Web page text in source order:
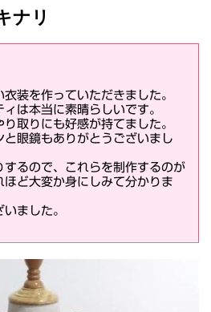
ナリ
装を作っていただきました。
は本当に素晴らしいです。
取りにも好感が持てました。
眼鏡もありがとうございまし
するので、これらを制作するのが
ど大変か身にしみて分かりま
ました。